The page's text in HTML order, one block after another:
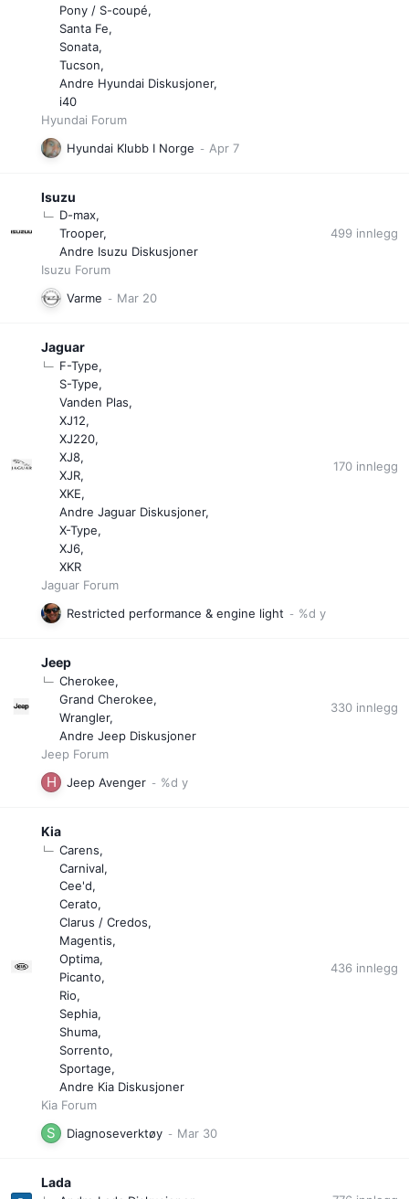
Pony / S-coupé
Santa Fe
Sonata
Tucson
Andre Hyundai Diskusjoner
i40
Hyundai Forum
Hyundai Klubb I Norge
Isuzu
D-max
Trooper
Andre Isuzu Diskusjoner
Isuzu Forum
499 innlegg
Varme
Jaguar
F-Type
S-Type
Vanden Plas
XJ12
XJ220
XJ8
XJR
XKE
Andre Jaguar Diskusjoner
X-Type
XJ6
XKR
Jaguar Forum
170 innlegg
Restricted performance & engine light
Jeep
Cherokee
Grand Cherokee
Wrangler
Andre Jeep Diskusjoner
Jeep Forum
330 innlegg
Jeep Avenger
Kia
Carens
Carnival
Cee'd
Cerato
Clarus / Credos
Magentis
Optima
Picanto
Rio
Sephia
Shuma
Sorrento
Sportage
Andre Kia Diskusjoner
Kia Forum
436 innlegg
Diagnoseverktøy
Lada